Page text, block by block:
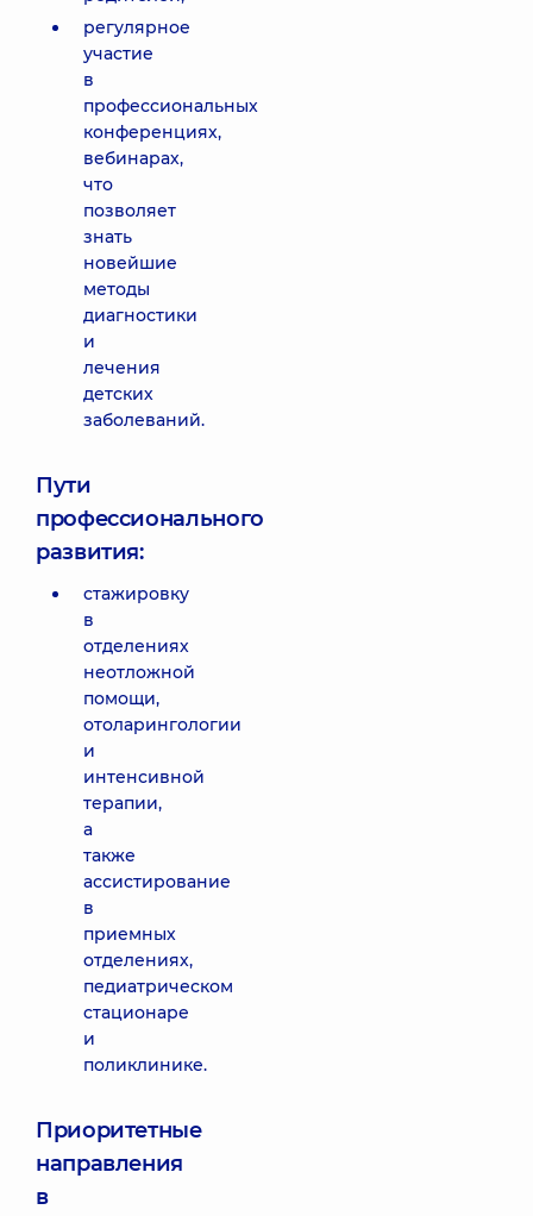
регулярное
участие
в
профессиональных
конференциях,
вебинарах,
что
позволяет
знать
новейшие
методы
диагностики
и
лечения
детских
заболеваний.
Пути
профессионального
развития:
стажировку
в
отделениях
неотложной
помощи,
отоларингологии
и
интенсивной
терапии,
а
также
ассистирование
в
приемных
отделениях,
педиатрическом
стационаре
и
поликлинике.
Приоритетные
направления
в